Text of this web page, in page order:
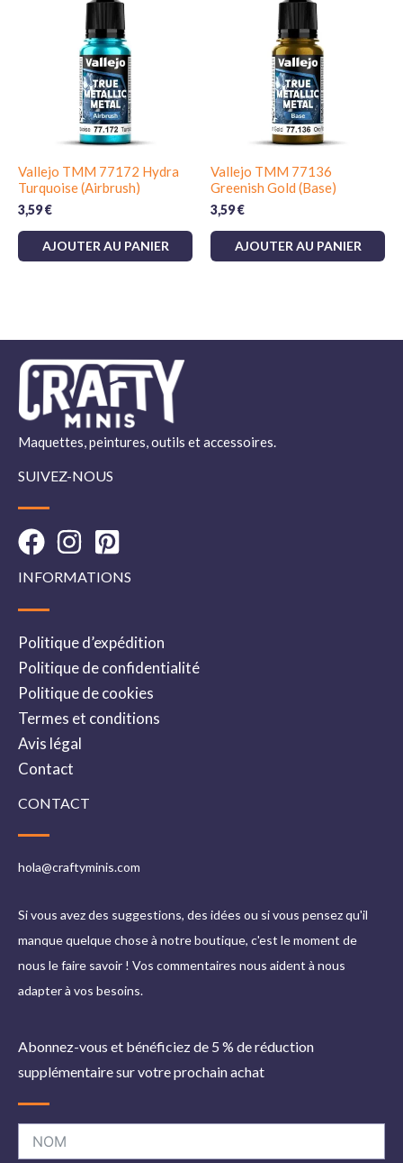
Vallejo TMM 77172 Hydra
Turquoise (Airbrush)
3,59€
AJOUTER AU PANIER
Vallejo TMM 77136
Greenish Gold (Base)
3,59€
AJOUTER AU PANIER
Maquettes, peintures, outils et accessoires.
SUIVEZ-NOUS
INFORMATIONS
Politique d’expédition
Politique de confidentialité
Politique de cookies
Termes et conditions
Avis légal
Contact
CONTACT
hola@craftyminis.com
Si vous avez des suggestions, des idées ou si vous pensez qu'il
manque quelque chose à notre boutique, c'est le moment de
nous le faire savoir ! Vos commentaires nous aident à nous
adapter à vos besoins.
Abonnez-vous et bénéficiez de 5 % de réduction
supplémentaire sur votre prochain achat